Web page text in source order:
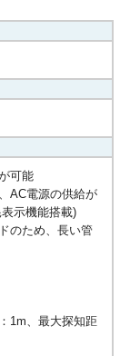
可能
AC電源の供給が
示機能搭載)
のため、長い管
1m、最大探知距